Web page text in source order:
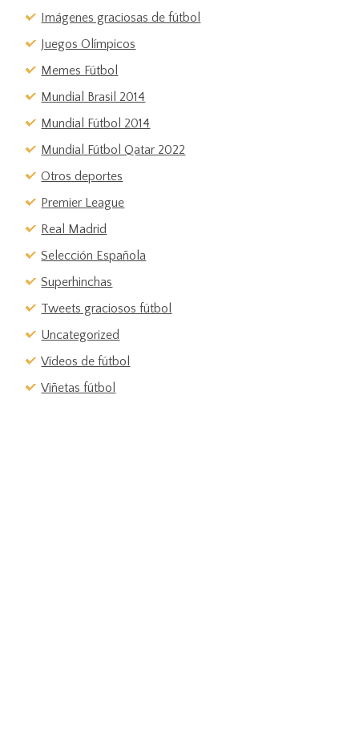
Imágenes graciosas de fútbol
Juegos Olímpicos
Memes Fútbol
Mundial Brasil 2014
Mundial Fútbol 2014
Mundial Fútbol Qatar 2022
Otros deportes
Premier League
Real Madrid
Selección Española
Superhinchas
Tweets graciosos fútbol
Uncategorized
Vídeos de fútbol
Viñetas fútbol